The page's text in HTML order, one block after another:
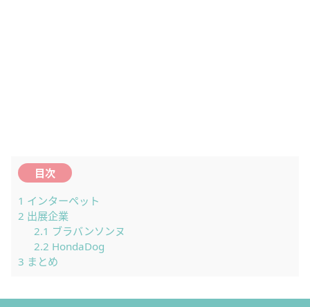
目次
1 インターペット
2 出展企業
2.1 ブラバンソンヌ
2.2 HondaDog
3 まとめ